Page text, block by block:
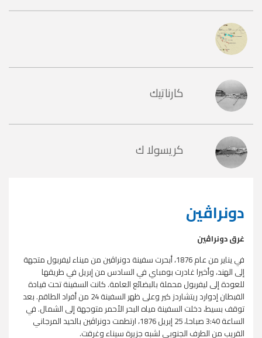
كارناتيك
كريسولا ك
چيانيس د
هاي داروما
دونراڤين
غرقدونراڤين
في يناير من عام 1876، أبحرت سفينة
دونراڤين من ميناء ليفربول متجهة
إلى الهند، وأخيرا غادرت بومباي في السادس من إبريل في طريقها
للعودة إلى ليفربول محملة بالبضائع العامة. كانت السفينة تحت قيادة
القبطان إدوارد ريتشاردز كير وعلى ظهر السفينة 24 من أفراد الطاقم. بعد
توقف بسيط، دخلت السفينة مياه البحر الأحمر متوجهة إلى الشمال. في
الساعة 3:40 صباحا، 25 إبريل 1876، ارتطمت
دونراڤين بالحيد المرجاني
القريب من الطرف الجنوبي لشبه جزيرة سيناء وغرقت.